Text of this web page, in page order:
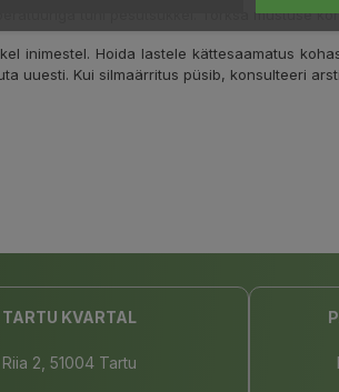
tühi pesutsükkel. Tõrksa mustuse
inimestel. Hoida lastele kättesaamatus
uuesti. Kui silmaärritus püsib, konsulteeri
TARTU KVARTAL
Riia 2, 51004 Tartu